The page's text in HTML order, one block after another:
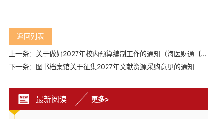
返回列表
上一条：关于做好2027年校内预算编制工作的通知（海医财通〔2026〕2号）
下一条：图书档案馆关于征集2027年文献资源采购意见的通知
最新阅读 更多>